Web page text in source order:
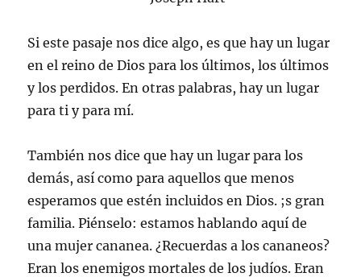
Si este pasaje nos dice algo, es que hay un lugar
en el reino de Dios para los últimos, los últimos
y los perdidos. En otras palabras, hay un lugar
para ti y para mí.
También nos dice que hay un lugar para los
demás, así como para aquellos que menos
esperamos que estén incluidos en Dios. ;s gran
familia. Piénselo: estamos hablando aquí de
una mujer cananea. ¿Recuerdas a los cananeos?
Eran los enemigos mortales de los judíos. Eran